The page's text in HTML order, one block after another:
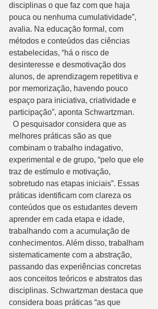
disciplinas o que faz com que haja
pouca ou nenhuma cumulatividade”,
avalia. Na educação formal, com
métodos e conteúdos das ciências
estabelecidas, “há o risco de
desinteresse e desmotivação dos
alunos, de aprendizagem repetitiva e
por memorização, havendo pouco
espaço para iniciativa, criatividade e
participação”, aponta Schwartzman.
melhores práticas são as que
combinam o trabalho indagativo,
experimental e de grupo, “pelo que ele
traz de estímulo e motivação,
sobretudo nas etapas iniciais”. Essas
práticas identificam com clareza os
conteúdos que os estudantes devem
aprender em cada etapa e idade,
trabalhando com a acumulação de
conhecimentos. Além disso, trabalham
sistematicamente com a abstração,
passando das experiências concretas
aos conceitos teóricos e abstratos das
disciplinas. Schwartzman destaca que
considera boas práticas “as que